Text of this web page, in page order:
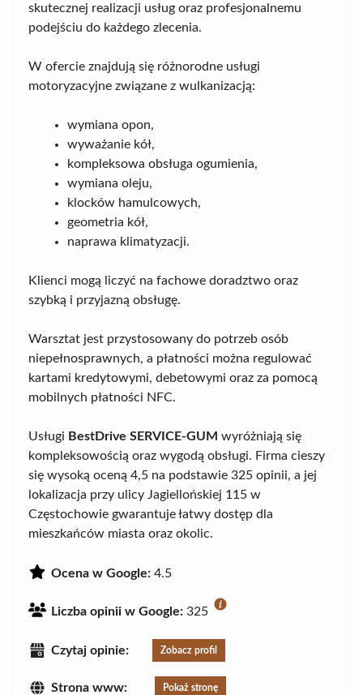
skutecznej realizacji usług oraz profesjonalnemu
podejściu do każdego zlecenia.
W ofercie znajdują się różnorodne usługi
motoryzacyjne związane z wulkanizacją:
wymiana opon,
wyważanie kół,
kompleksowa obsługa ogumienia,
wymiana oleju,
klocków hamulcowych,
geometria kół,
naprawa klimatyzacji.
Klienci mogą liczyć na fachowe doradztwo oraz
szybką i przyjazną obsługę.
Warsztat jest przystosowany do potrzeb osób
niepełnosprawnych, a płatności można regulować
kartami kredytowymi, debetowymi oraz za pomocą
mobilnych płatności NFC.
Usługi BestDrive SERVICE-GUM wyróżniają się
kompleksowością oraz wygodą obsługi. Firma cieszy
się wysoką oceną 4,5 na podstawie 325 opinii, a jej
lokalizacja przy ulicy Jagiellońskiej 115 w
Częstochowie gwarantuje łatwy dostęp dla
mieszkańców miasta oraz okolic.
Ocena w Google: 4.5
Liczba opinii w Google: 325
Czytaj opinie: Zobacz profil
Strona www: Pokaż stronę